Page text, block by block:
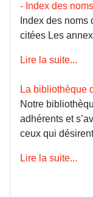
- Index des
Index des
citées Les
Lire la suite...
La bibliothèque
Notre
adhérents et
ceux qui
Lire la suite...